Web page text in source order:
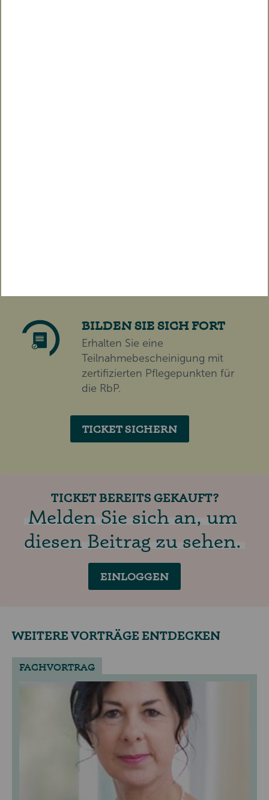
BILDEN SIE SICH FORT
Erhalten Sie eine
Teilnahmebescheinigung mit
zertifizierten Pflegepunkten für
die RbP.
TICKET SICHERN
TICKET BEREITS GEKAUFT?
Melden Sie sich an, um
diesen Beitrag zu sehen.
EINLOGGEN
WEITERE VORTRÄGE ENTDECKEN
FACHVORTRAG